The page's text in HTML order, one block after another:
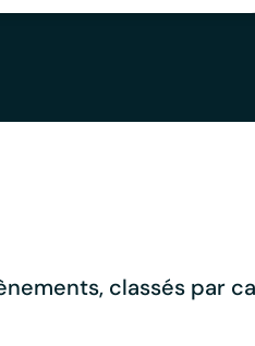
classés par